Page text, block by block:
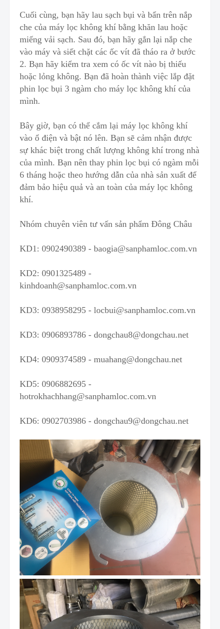
Cuối cùng, bạn hãy lau sạch bụi và bẩn trên nắp
che của máy lọc không khí bằng khăn lau hoặc
miếng vải sạch. Sau đó, bạn hãy gắn lại nắp che
vào máy và siết chặt các ốc vít đã tháo ra ở bước
2. Bạn hãy kiểm tra xem có ốc vít nào bị thiếu
hoặc lỏng không. Bạn đã hoàn thành việc lắp đặt
phin lọc bụi 3 ngàm cho máy lọc không khí của
mình.
Bây giờ, bạn có thể cắm lại máy lọc không khí
vào ổ điện và bật nó lên. Bạn sẽ cảm nhận được
sự khác biệt trong chất lượng không khí trong nhà
của mình. Bạn nên thay phin lọc bụi có ngàm mỗi
6 tháng hoặc theo hướng dẫn của nhà sản xuất để
đảm bảo hiệu quả và an toàn của máy lọc không
khí.
Nhóm chuyên viên tư vấn sản phẩm Đông Châu
KD1: 0902490389 - baogia@sanphamloc.com.vn
KD2: 0901325489 -
kinhdoanh@sanphamloc.com.vn
KD3: 0938958295 - locbui@sanphamloc.com.vn
KD3: 0906893786 - dongchau8@dongchau.net
KD4: 0909374589 - muahang@dongchau.net
KD5: 0906882695 -
hotrokhachhang@sanphamloc.com.vn
KD6: 0902703986 - dongchau9@dongchau.net